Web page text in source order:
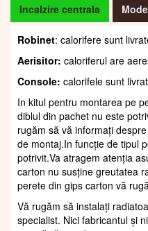
Incalzire centrala
Robinet: calorifere sunt
Aerisitor: caloriferul are
Console: calorifele sunt
In kitul pentru montarea pe
diblul din pachet nu este
rugăm să vă informați
de montaj.In funcție de tipul
potrivit.Va atragem atenția
carton nu susține greutatea
perete din gips carton vă
Vă rugăm să instalați
specialist. Nici fabricantul și